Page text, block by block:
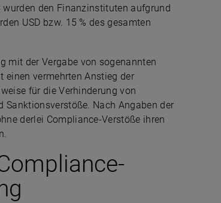
den Finanzinstituten aufgrund
USD bzw. 15 % des gesamten
mit der Vergabe von sogenannten
einen vermehrten Anstieg der
für die Verhinderung von
Sanktionsverstöße. Nach Angaben der
derlei Compliance-Verstöße ihren